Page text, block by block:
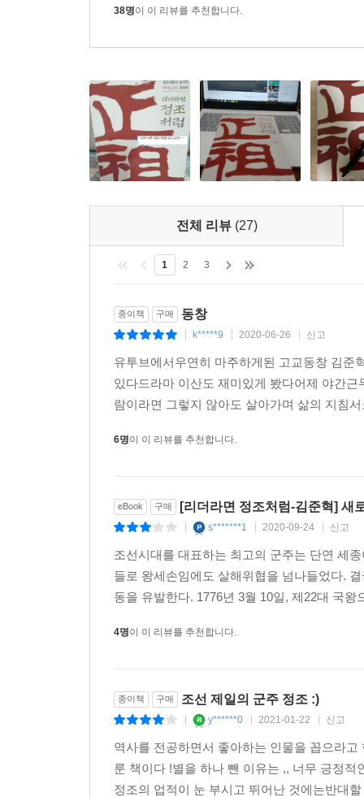
단호히 이야기했다. 성리학, 그것도 주자 성리
발전하였고, 정조시대 조선의 문화는 세계적인 수
길을 나서서는 백성들의 억울함을 들어주고 스스
키우기 위해 스스로 병법과 무예를 익혔다. 이러
가장 위대한 진경문화의 시대를 만들어냈다. 그
됐다.
군주민수(君舟民水)! 임금은 배고, 백성은 물이
있다는 이야기다. 이러한 ‘군주민수’의 깊은 뜻
정조가 아닐까 한다.
정조는 항상 백성을 물로 보고 임금을 배로 보았
비추고, 어느 강은 큰 것이기에 더 많이 비추어
서민들에게는 적게 베푸는 것이 아니라 모든 이들
정조는 국왕이 된 지 22년째인 1798년에 ‘만천
이지러진다.” 즉 하늘에 있는 밝은 달이 물과 함
생각이고 이런 생각으로 평생을 살았다.
Jtbc ‘차이나는 클라스’ 화제의 강연을 책으로 읽
이 책에서는 정조의 리더십 코드인 ‘5049’의 의
한편으로 노회한 정치가라는 소리도 듣고 보수
저자인 김준혁 교수는 ‘정조 전문가’로 널리 이
배우는 리더십’과 ‘매력 군주 정조, 그를 더 알고
한편 이 책은 김준혁 교수의 ‘정조 시리즈’ 3부
38명이 이 리뷰를 추천합니다.
전체 리뷰 (27)
1 2 3
종이책 구매 동창
k*****9 2020-06-26 신고
유투브에서우연히 마주하게된 고교동창 김준
있다드라마 이산도 재미있게 봤다어제 야간
람이라면 그렇지 않아도 살아가며 삶의 지침
6명이 이 리뷰를 추천합니다.
eBook 구매 [리더라면 정조처럼-김준혁] 새
s*******1 2020-09-24 신고
조선시대를 대표하는 최고의 군주는 단연 세
들로 왕세손임에도 살해위협을 넘나들었다.
동을 유발한다. 1776년 3월 10일, 제22대 국
4명이 이 리뷰를 추천합니다.
종이책 구매 조선 제일의 군주 정조 :)
y******0 2021-01-22 신고
역사를 전공하면서 좋아하는 인물을 꼽으라
룬 책이다 !별을 하나 뺀 이유는 ,, 너무 긍정
정조의 업적이 눈 부시고 뛰어난 것에는반대